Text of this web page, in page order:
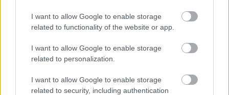
I want to allow Google to enable storage
related to functionality of the website or app.
I want to allow Google to enable storage
related to personalization.
I want to allow Google to enable storage
related to security, including authentication
NÉPSZERŰ